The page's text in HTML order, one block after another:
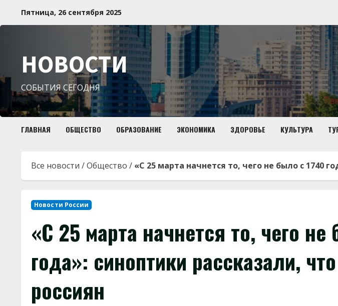
Пятница, 26 сентября 2025
НОВОСТИ
СОБЫТИЯ СЕГОДНЯ
ГЛАВНАЯ ОБЩЕСТВО ОБРАЗОВАНИЕ ЭКОНОМИКА ЗДОРОВЬЕ КУЛЬТУРА
Все новости /Общество / «С 25 марта начнется то, чего не было с 1740
Новости России
«С 25 марта начнется то, чего не
года»: синоптики рассказали,
россиян